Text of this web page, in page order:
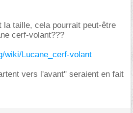
la taille, cela pourrait peut-être
cerf-volant???
wiki/Lucane_cerf-volant
vers l'avant" seraient en fait